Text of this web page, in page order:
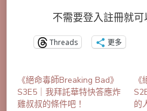
不需要登入註冊就
Threads 更多
《絕命毒師Breaking Bad》
S3E5｜我拜託華特快答應炸
雞叔叔的條件吧！
的